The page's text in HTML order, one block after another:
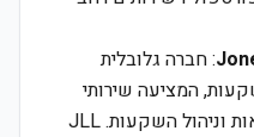
: חברה גלובלית
המציעה שירותי
תיווך, ניהול מתקנים, ייעוץ, שמאות וניהול השקעות. JLL